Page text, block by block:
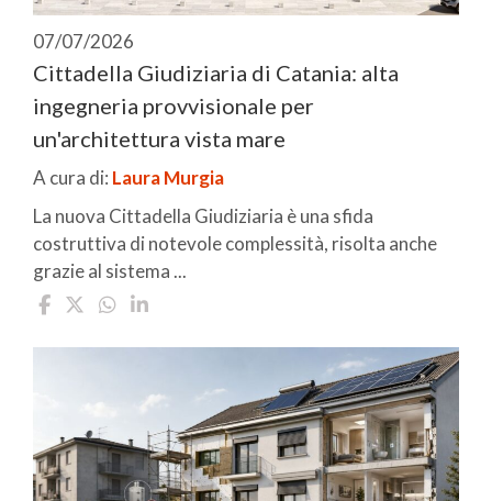
07/07/2026
Cittadella Giudiziaria di Catania: alta
ingegneria provvisionale per
un'architettura vista mare
A cura di: Laura Murgia
La nuova Cittadella Giudiziaria è una sfida
costruttiva di notevole complessità, risolta anche
grazie al sistema ...